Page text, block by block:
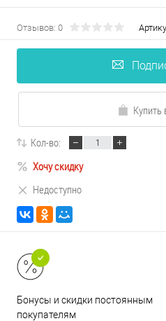
Отзывов: 0
Купить
Кол-во:
Хочу скидку
Недоступно
Бонусы и скидки постоянным
покупателям